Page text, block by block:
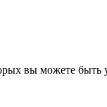
вы можете быть